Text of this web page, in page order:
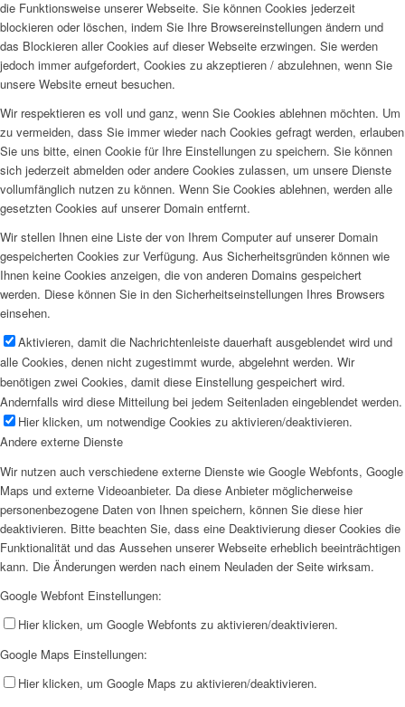
die Funktionsweise unserer Webseite. Sie können Cookies jederzeit
blockieren oder löschen, indem Sie Ihre Browsereinstellungen ändern und
das Blockieren aller Cookies auf dieser Webseite erzwingen. Sie werden
jedoch immer aufgefordert, Cookies zu akzeptieren / abzulehnen, wenn Sie
unsere Website erneut besuchen.
Wir respektieren es voll und ganz, wenn Sie Cookies ablehnen möchten. Um
zu vermeiden, dass Sie immer wieder nach Cookies gefragt werden, erlauben
Sie uns bitte, einen Cookie für Ihre Einstellungen zu speichern. Sie können
sich jederzeit abmelden oder andere Cookies zulassen, um unsere Dienste
vollumfänglich nutzen zu können. Wenn Sie Cookies ablehnen, werden alle
gesetzten Cookies auf unserer Domain entfernt.
Wir stellen Ihnen eine Liste der von Ihrem Computer auf unserer Domain
gespeicherten Cookies zur Verfügung. Aus Sicherheitsgründen können wie
Ihnen keine Cookies anzeigen, die von anderen Domains gespeichert
werden. Diese können Sie in den Sicherheitseinstellungen Ihres Browsers
einsehen.
Aktivieren, damit die Nachrichtenleiste dauerhaft ausgeblendet wird und
alle Cookies, denen nicht zugestimmt wurde, abgelehnt werden. Wir
benötigen zwei Cookies, damit diese Einstellung gespeichert wird.
Andernfalls wird diese Mitteilung bei jedem Seitenladen eingeblendet werden.
Hier klicken, um notwendige Cookies zu aktivieren/deaktivieren.
Andere externe Dienste
Wir nutzen auch verschiedene externe Dienste wie Google Webfonts, Google
Maps und externe Videoanbieter. Da diese Anbieter möglicherweise
personenbezogene Daten von Ihnen speichern, können Sie diese hier
deaktivieren. Bitte beachten Sie, dass eine Deaktivierung dieser Cookies die
Funktionalität und das Aussehen unserer Webseite erheblich beeinträchtigen
kann. Die Änderungen werden nach einem Neuladen der Seite wirksam.
Google Webfont Einstellungen:
Hier klicken, um Google Webfonts zu aktivieren/deaktivieren.
Google Maps Einstellungen:
Hier klicken, um Google Maps zu aktivieren/deaktivieren.